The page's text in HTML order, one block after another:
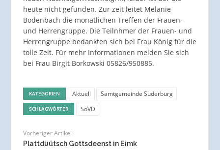
heute nicht gefunden. Zur zeit leitet Melanie
Bodenbach die monatlichen Treffen der Frauen-
und Herrengruppe. Die Teilnhmer der Frauen- und
Herrengruppe bedankten sich bei Frau König für die
tolle Zeit. Für mehr Informationen melden Sie sich
bei Frau Birgit Borkowski 05826/950885.
KATEGORIEN Aktuell Samtgemeinde Suderburg
SCHLAGWÖRTER SoVD
Vorheriger Artikel
Plattdüütsch Gottsdeenst in Eimk